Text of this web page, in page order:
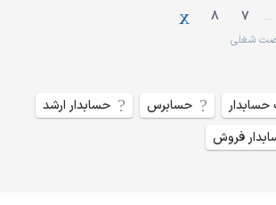
…
7
8
شغلی
حسابرس
حسابدار ارشد
فروش